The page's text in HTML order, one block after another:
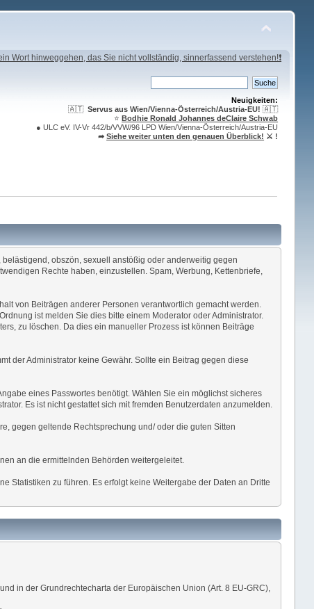
Wort hinweggehen, das Sie nicht vollständig, sinnerfassend verstehen!❗
Neuigkeiten:
🇦🇹Servus aus Wien/Vienna-Österreich/Austria-EU! 🇦🇹
⭐️Bodhie Ronald Johannes deClaire Schwab
● ULC eV. IV-Vr 442/b/VVW/96 LPD Wien/Vienna-Österreich/Austria-EU
➦Siehe weiter unten den genauen Überblick! ⚔ !
obszön, sexuell anstößig oder anderweitig gegen
Rechte haben, einzustellen. Spam, Werbung, Kettenbriefe,
von Beiträgen anderer Personen verantwortlich gemacht werden.
ist melden Sie dies bitte einem Moderator oder Administrator.
zu löschen. Da dies ein manueller Prozess ist können Beiträge
der Administrator keine Gewähr. Sollte ein Beitrag gegen diese
eines Passwortes benötigt. Wählen Sie ein möglichst sicheres
Es ist nicht gestattet sich mit fremden Benutzerdaten anzumelden.
gegen geltende Rechtsprechung und/ oder die guten Sitten
an die ermittelnden Behörden weitergeleitet.
Statistiken zu führen. Es erfolgt keine Weitergabe der Daten an Dritte
in der Grundrechtecharta der Europäischen Union (Art. 8 EU-GRC),